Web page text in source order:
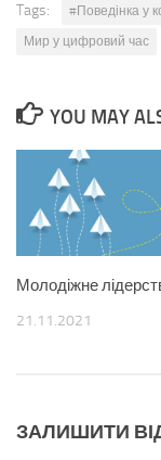
Tags: #Поведінка у
Мир у цифровий час
YOU MAY
Молодіжне
21.11.2021
ЗАЛИШИТИ